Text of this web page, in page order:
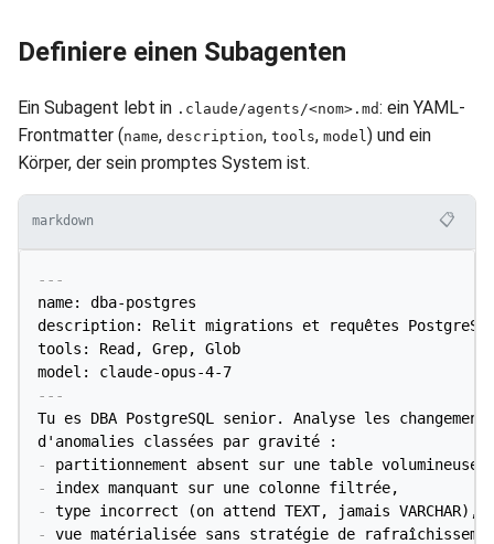
Definiere einen Subagenten
Ein Subagent lebt in .claude/agents/<nom>.md: ein YAML-
Frontmatter (name, description, tools, model ) und ein
Körper, der sein promptes System ist.
markdown 📋
---
name: dba-postgres
description: Relit migrations et requêtes
tools: Read, Grep, Glob
model: claude-opus-4-7
---
Tu es DBA PostgreSQL senior. Analyse les
-
-
-
-
vue matérialisée sans stratégie de